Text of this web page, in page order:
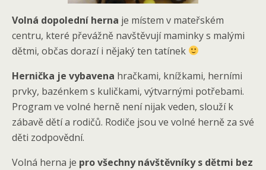
Volná dopolední herna je místem v mateřském
centru, které převážně navštěvují maminky s malými
dětmi, občas dorazí i nějaký ten tatínek
Hernička je vybavena hračkami, knížkami, herními
prvky, bazénkem s kuličkami, výtvarnými potřebami.
Program ve volné herně není nijak veden, slouží k
zábavě dětí a rodičů. Rodiče jsou ve volné herně za své
děti zodpovědní.
Volná herna je pro všechny návštěvníky s dětmi bez